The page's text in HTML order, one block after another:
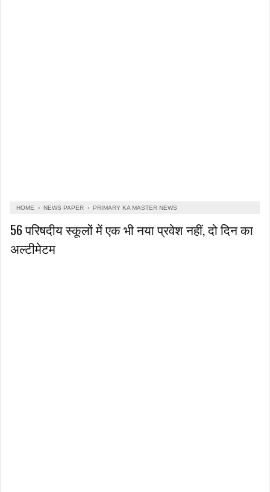
HOME › NEWS PAPER › PRIMARY KA MASTER NEWS
56 परिषदीय स्कूलों में एक भी नया प्रवेश नहीं, दो दिन का
अल्टीमेटम